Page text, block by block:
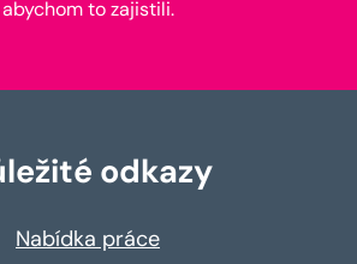
abychom to zajistili.
odkazy
Nabídka práce